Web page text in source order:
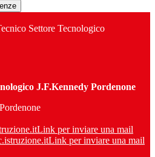
Settore Tecnologico
J.F.Kennedy Pordenone
Link per inviare una mail
Link per inviare una mail